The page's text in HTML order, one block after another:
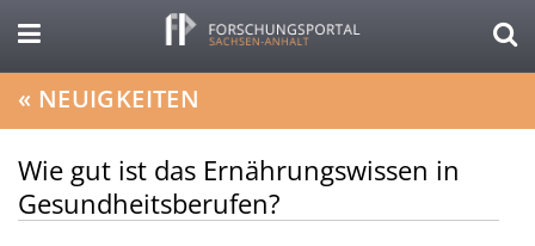
« NEUIGKEITEN
Wie gut ist das Ernährungswissen in
Gesundheitsberufen?